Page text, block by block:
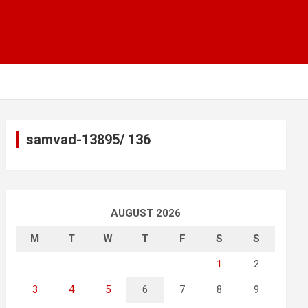
samvad-13895/ 136
AUGUST 2026
M T W T F S S
1 2
3 4 5 6 7 8 9